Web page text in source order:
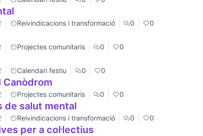
Reivindicacions i transformació 0 0
Projectes comunitaris 0 0
Calendari festiu 0 0
Projectes comunitaris 0 0
de salut mental
Reivindicacions i transformació 0 0
per a col·lectius